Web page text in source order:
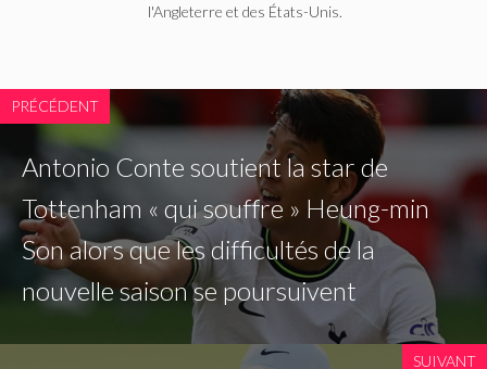
l'Angleterre et des États-Unis.
PRÉCÉDENT
Antonio Conte soutient la star de
Tottenham « qui souffre » Heung-min
Son alors que les difficultés de la
nouvelle saison se poursuivent
SUIVANT